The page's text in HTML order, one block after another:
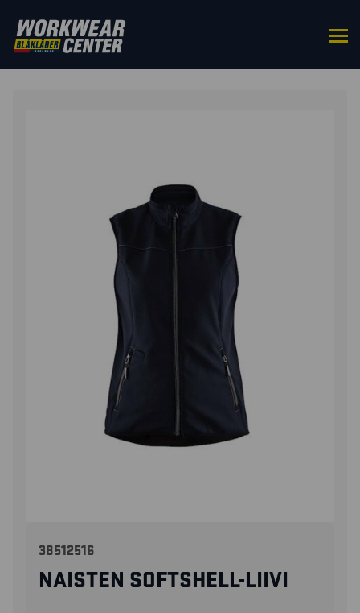
ETUSIVU/YLÄOSAT
38512516
NAISTEN SOFTSHELL-LIIVI